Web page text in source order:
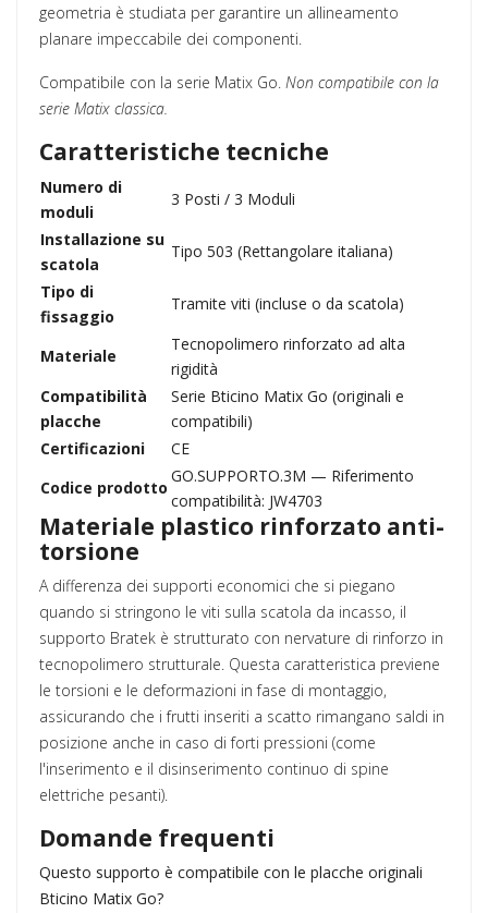
geometria è studiata per garantire un allineamento
planare impeccabile dei componenti.
Compatibile con la serie Matix Go. Non compatibile con la
serie Matix classica.
Caratteristiche tecniche
Numero di
moduli
3 Posti / 3 Moduli
Installazione su
scatola
Tipo 503 (Rettangolare italiana)
Tipo di
fissaggio
Tramite viti (incluse o da scatola)
Materiale
Tecnopolimero rinforzato ad alta
rigidità
Compatibilità
placche
Serie Bticino Matix Go (originali e
compatibili)
Certificazioni
CE
Codice prodotto
GO.SUPPORTO.3M — Riferimento
compatibilità: JW4703
Materiale plastico rinforzato anti-
torsione
A differenza dei supporti economici che si piegano
quando si stringono le viti sulla scatola da incasso, il
supporto Bratek è strutturato con nervature di rinforzo in
tecnopolimero strutturale. Questa caratteristica previene
le torsioni e le deformazioni in fase di montaggio,
assicurando che i frutti inseriti a scatto rimangano saldi in
posizione anche in caso di forti pressioni (come
l'inserimento e il disinserimento continuo di spine
elettriche pesanti).
Domande frequenti
Questo supporto è compatibile con le placche originali
Bticino Matix Go?